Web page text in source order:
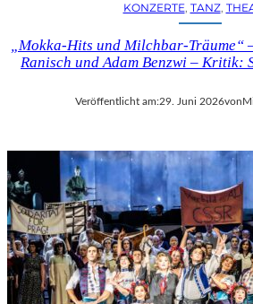
KONZERTE, TANZ,
„Mokka-Hits und Milchbar-Träume“
Ranisch und Adam Benzwi – Kritik:
Veröffentlicht am:29. Juni 2026von